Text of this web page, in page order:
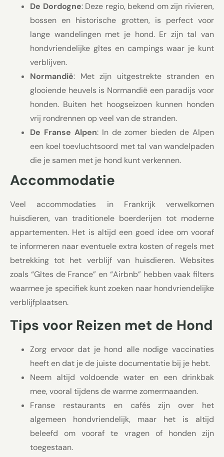
De Dordogne: Deze regio, bekend om zijn rivieren,
bossen en historische grotten, is perfect voor
lange wandelingen met je hond. Er zijn tal van
hondvriendelijke gîtes en campings waar je kunt
verblijven.
Normandië: Met zijn uitgestrekte stranden en
glooiende heuvels is Normandië een paradijs voor
honden. Buiten het hoogseizoen kunnen honden
vrij rondrennen op veel van de stranden.
De Franse Alpen: In de zomer bieden de Alpen
een koel toevluchtsoord met tal van wandelpaden
die je samen met je hond kunt verkennen.
Accommodatie
Veel accommodaties in Frankrijk verwelkomen
huisdieren, van traditionele boerderijen tot moderne
appartementen. Het is altijd een goed idee om vooraf
te informeren naar eventuele extra kosten of regels met
betrekking tot het verblijf van huisdieren. Websites
zoals “Gîtes de France” en “Airbnb” hebben vaak filters
waarmee je specifiek kunt zoeken naar hondvriendelijke
verblijfplaatsen.
Tips voor Reizen met de Hond
Zorg ervoor dat je hond alle nodige vaccinaties
heeft en dat je de juiste documentatie bij je hebt.
Neem altijd voldoende water en een drinkbak
mee, vooral tijdens de warme zomermaanden.
Franse restaurants en cafés zijn over het
algemeen hondvriendelijk, maar het is altijd
beleefd om vooraf te vragen of honden zijn
toegestaan.